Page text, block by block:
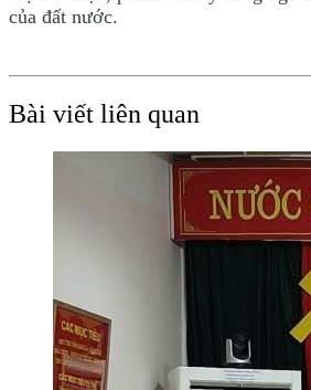
của đất nước.
Bài viết liên quan